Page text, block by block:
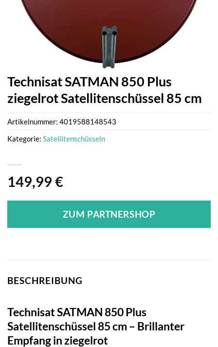
Technisat SATMAN 850 Plus
ziegelrot Satellitenschüssel 85 cm
149,99 €
ZUM PARTNERSHOP
Artikelnummer: 4019588148543
Kategorie: Satellitenschüsseln
BESCHREIBUNG
Technisat SATMAN 850 Plus
Satellitenschüssel 85 cm – Brillanter
Empfang in ziegelrot